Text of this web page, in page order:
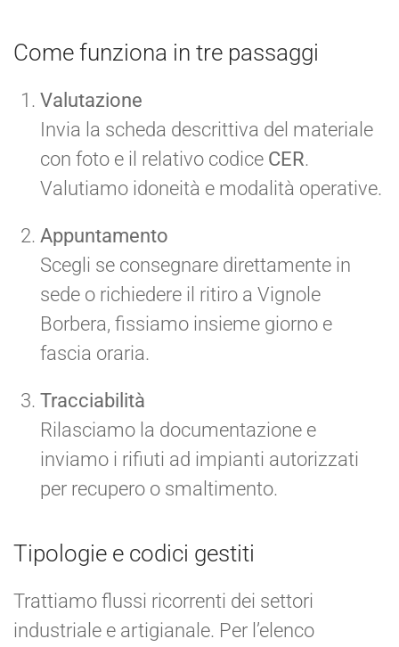
Come funziona in tre passaggi
Valutazione
Invia la scheda descrittiva del materiale
con foto e il relativo codice CER.
Valutiamo idoneità e modalità operative.
Appuntamento
Scegli se consegnare direttamente in
sede o richiedere il ritiro a Vignole
Borbera, fissiamo insieme giorno e
fascia oraria.
Tracciabilità
Rilasciamo la documentazione e
inviamo i rifiuti ad impianti autorizzati
per recupero o smaltimento.
Tipologie e codici gestiti
Trattiamo flussi ricorrenti dei settori
industriale e artigianale. Per l’elenco